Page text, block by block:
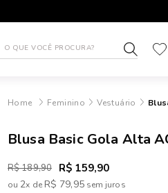
Feminino Vestuário
Blusa Basic Gola Alta
R$ 189,90 R$ 159,90
ou 2x deR$ 79,95